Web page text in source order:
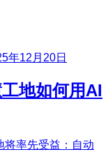
年12月20日
地如何用AI
将率先受益：自动